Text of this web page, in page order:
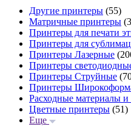
Другие принтеры (55)
Матричные принтеры
Принтеры для печати
Принтеры для
Принтеры Лазерные
Принтеры
Принтеры Струйные
Принтеры
Расходные материалы и
Цветные принтеры (51)
Еще